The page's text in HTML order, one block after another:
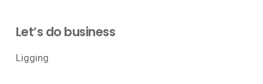
Let’s do business
Ligging